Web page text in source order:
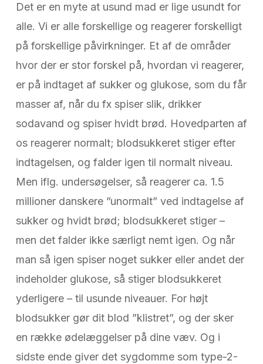
Det er en myte at usund mad er lige usundt for
alle. Vi er alle forskellige og reagerer forskelligt
på forskellige påvirkninger. Et af de områder
hvor der er stor forskel på, hvordan vi reagerer,
er på indtaget af sukker og glukose, som du får
masser af, når du fx spiser slik, drikker
sodavand og spiser hvidt brød. Hovedparten af
os reagerer normalt; blodsukkeret stiger efter
indtagelsen, og falder igen til normalt niveau.
Men iflg. undersøgelser, så reagerer ca. 1.5
millioner danskere ”unormalt” ved indtagelse af
sukker og hvidt brød; blodsukkeret stiger –
men det falder ikke særligt nemt igen. Og når
man så igen spiser noget sukker eller andet der
indeholder glukose, så stiger blodsukkeret
yderligere – til usunde niveauer. For højt
blodsukker gør dit blod ”klistret”, og der sker
en række ødelæggelser på dine væv. Og i
sidste ende giver det sygdomme som type-2-